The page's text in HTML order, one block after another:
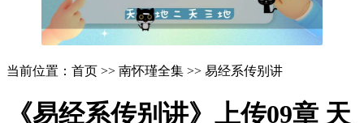
当前位置：首页 >> 南怀瑾全集 >> 易经系传别讲
《易经系传别讲》上传09章 天